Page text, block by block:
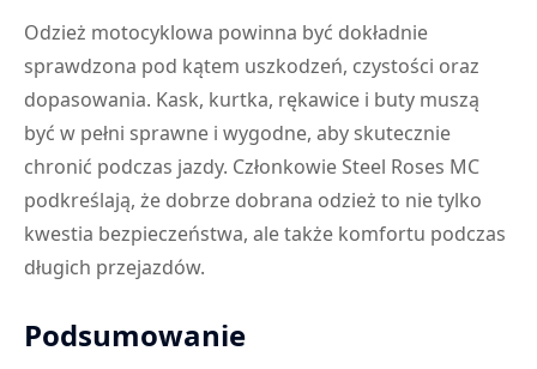
Odzież motocyklowa powinna być dokładnie
sprawdzona pod kątem uszkodzeń, czystości oraz
dopasowania. Kask, kurtka, rękawice i buty muszą
być w pełni sprawne i wygodne, aby skutecznie
chronić podczas jazdy. Członkowie Steel Roses MC
podkreślają, że dobrze dobrana odzież to nie tylko
kwestia bezpieczeństwa, ale także komfortu podczas
długich przejazdów.
Podsumowanie